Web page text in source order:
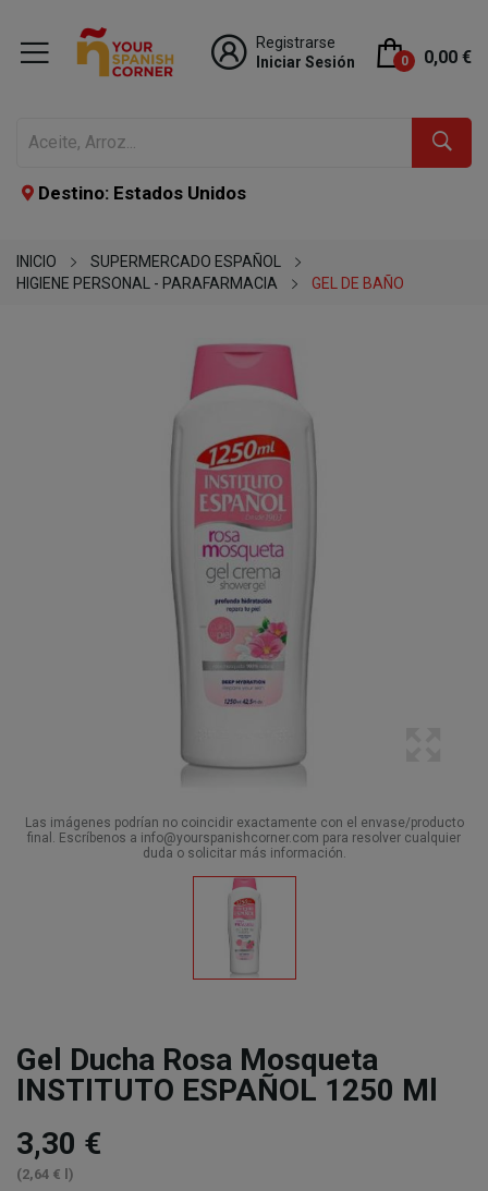
Registrarse
Iniciar Sesión
0 0,00 €
Destino: Estados Unidos
INICIO
SUPERMERCADO ESPAÑOL
HIGIENE PERSONAL - PARAFARMACIA
GEL DE BAÑO
Las imágenes podrían no coincidir exactamente con el envase/producto
final. Escríbenos a info@yourspanishcorner.com para resolver cualquier
duda o solicitar más información.
Gel Ducha Rosa Mosqueta
INSTITUTO ESPAÑOL 1250 Ml
3,30 €
(2,64 € l)